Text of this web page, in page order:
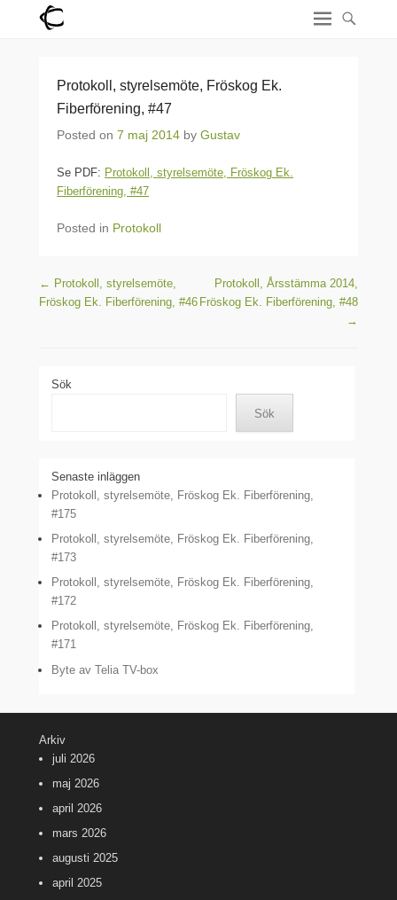
Protokoll, styrelsemöte, Fröskog Ek.
Fiberförening, #47
Posted on 7 maj 2014 by Gustav
Se PDF: Protokoll, styrelsemöte, Fröskog Ek.
Fiberförening, #47
Posted in Protokoll
Post navigation
← Protokoll, styrelsemöte,
Fröskog Ek. Fiberförening, #46
Protokoll, Årsstämma 2014,
Fröskog Ek. Fiberförening, #48
→
Sök
Sök
Senaste inläggen
Protokoll, styrelsemöte, Fröskog Ek. Fiberförening,
#175
Protokoll, styrelsemöte, Fröskog Ek. Fiberförening,
#173
Protokoll, styrelsemöte, Fröskog Ek. Fiberförening,
#172
Protokoll, styrelsemöte, Fröskog Ek. Fiberförening,
#171
Byte av Telia TV-box
Arkiv
juli 2026
maj 2026
april 2026
mars 2026
augusti 2025
april 2025